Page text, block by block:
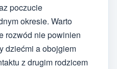
poczucie
okresie. Warto
rozwód nie powinien
dziećmi a obojgiem
z drugim rodzicem